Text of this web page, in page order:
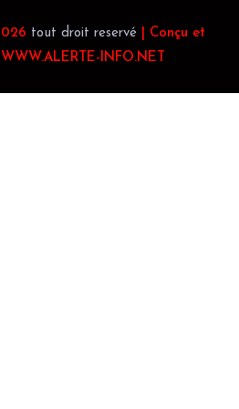
tout droit reservé
| Conçu et
INFO.NET